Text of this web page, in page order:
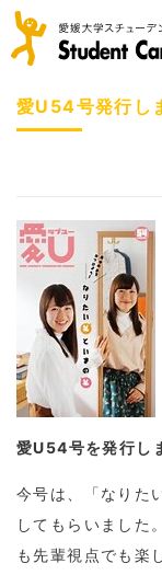
愛U54号発行し
愛U54号を発行し
今号は、「なりた
してもらいました
も先輩視点でも楽